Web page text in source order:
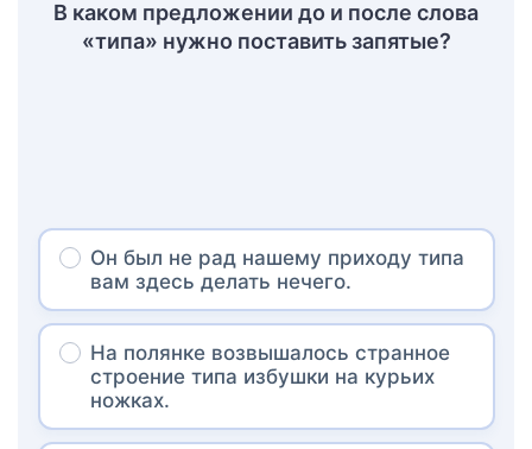
В каком предложении до и после слова
«типа» нужно поставить запятые?
Он был не рад нашему приходу типа
вам здесь делать нечего.
На полянке возвышалось странное
строение типа избушки на курьих
ножках.